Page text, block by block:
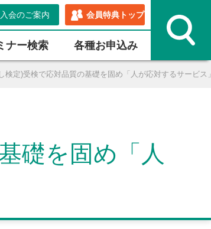
入会のご案内 会員特典トップ
ナー検索 各種お申込み
定)受検で応対品質の基礎を固め「人が応対するサービス
礎を固め「人